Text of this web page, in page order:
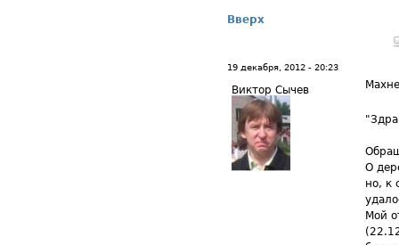
Вверх
19 декабря, 2012 - 20:23
Виктор Сычев
О
но, к
Мой